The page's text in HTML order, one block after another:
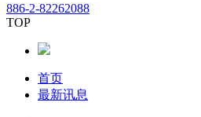
886-2-82262088
TOP
首页
最新讯息